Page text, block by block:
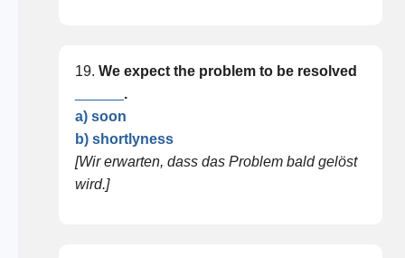
19. We expect the problem to be resolved
.
a) soon
b) shortlyness
[Wir erwarten, dass das Problem bald gelöst
wird.]